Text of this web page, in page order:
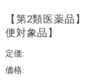
【第2類医薬品
便対象品】
定価:
価格: